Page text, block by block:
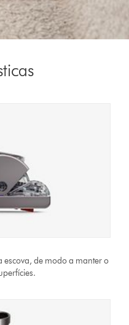
escova, de modo a manter o